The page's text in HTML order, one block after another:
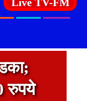
देश कृषी
Live TV-FM
रुपये